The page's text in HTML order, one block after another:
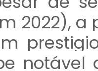
2022), a
notável